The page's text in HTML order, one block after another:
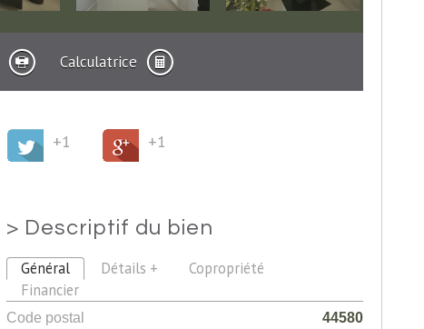
Calculatrice
+1 +1
> Descriptif du bien
Général Détails +
Copropriété
Financier
Code postal
44580